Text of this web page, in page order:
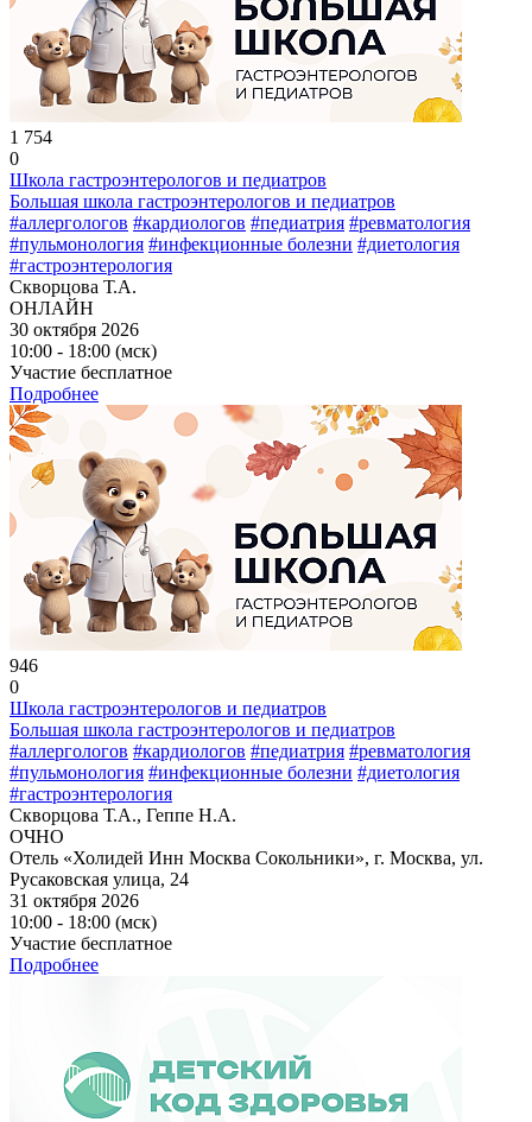
1 754
0
Школа гастроэнтерологов и педиатров
Большая школа гастроэнтерологов и педиатров
#аллергологов #кардиологов #педиатрия #ревматология
#пульмонология #инфекционные болезни #диетология
#гастроэнтерология
Скворцова Т.А.
ОНЛАЙН
30 октября 2026
10:00 - 18:00 (мск)
Участие бесплатное
Подробнее
946
0
Школа гастроэнтерологов и педиатров
Большая школа гастроэнтерологов и педиатров
#аллергологов #кардиологов #педиатрия #ревматология
#пульмонология #инфекционные болезни #диетология
#гастроэнтерология
Скворцова Т.А., Геппе Н.А.
ОЧНО
Отель «Холидей Инн Москва Сокольники», г. Москва, ул.
Русаковская улица, 24
31 октября 2026
10:00 - 18:00 (мск)
Участие бесплатное
Подробнее